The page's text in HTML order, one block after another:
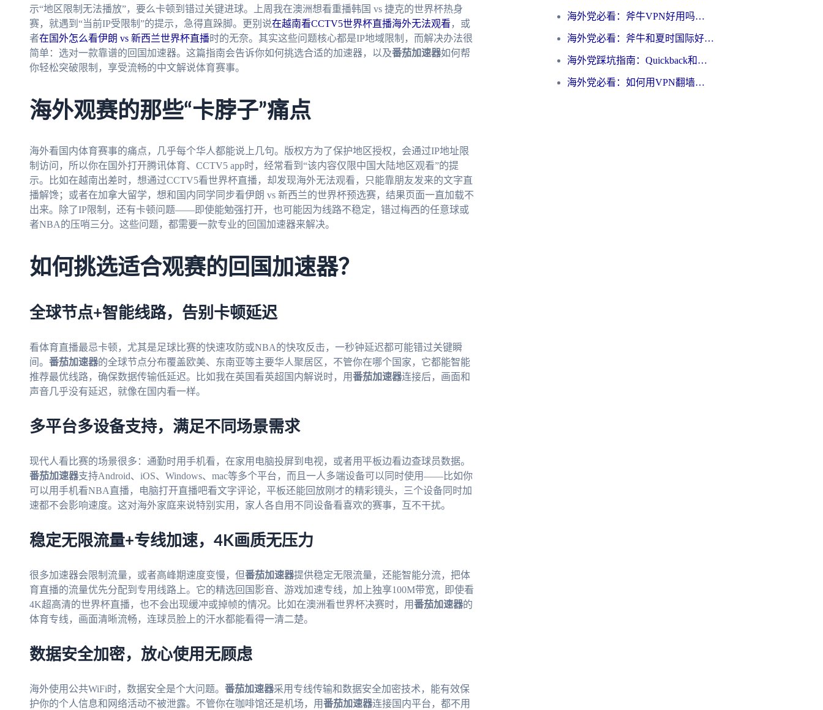
示“地区限制无法播放”，要么卡顿到错过关键进球。上周我在澳洲想看重播韩国 vs 捷克的世界杯热身
赛，就遇到“当前IP受限制”的提示，急得直跺脚。更别说在越南看CCTV5世界杯直播海外无法观看 ，或
者在国外怎么看伊朗 vs 新西兰世界杯直播时的无奈。其实这些问题核心都是IP地域限制，而解决办法很
简单：选对一款靠谱的回国加速器。这篇指南会告诉你如何挑选合适的加速器，以及番茄加速器如何帮
你轻松突破限制，享受流畅的中文解说体育赛事。
海外观赛的那些“卡脖子”痛点
海外看国内体育赛事的痛点，几乎每个华人都能说上几句。版权方为了保护地区授权，会通过IP地址限
制访问，所以你在国外打开腾讯体育、CCTV5 app时，经常看到“该内容仅限中国大陆地区观看”的提
示。比如在越南出差时，想通过CCTV5看世界杯直播，却发现海外无法观看，只能靠朋友发来的文字直
播解馋；或者在加拿大留学，想和国内同学同步看伊朗 vs 新西兰的世界杯预选赛，结果页面一直加载不
出来。除了IP限制，还有卡顿问题——即使能勉强打开，也可能因为线路不稳定，错过梅西的任意球或
者NBA的压哨三分。这些问题，都需要一款专业的回国加速器来解决。
如何挑选适合观赛的回国加速器？
全球节点+智能线路，告别卡顿延迟
看体育直播最忌卡顿，尤其是足球比赛的快速攻防或NBA的快攻反击，一秒钟延迟都可能错过关键瞬
间。 番茄加速器的全球节点分布覆盖欧美、东南亚等主要华人聚居区，不管你在哪个国家，它都能智能
推荐最优线路，确保数据传输低延迟。比如我在英国看英超国内解说时，用番茄加速器连接后，画面和
声音几乎没有延迟，就像在国内看一样。
多平台多设备支持，满足不同场景需求
现代人看比赛的场景很多：通勤时用手机看，在家用电脑投屏到电视，或者用平板边看边查球员数据。
番茄加速器支持Android、iOS、Windows、mac等多个平台，而且一人多端设备可以同时使用——比如你
可以用手机看NBA直播，电脑打开直播吧看文字评论，平板还能回放刚才的精彩镜头，三个设备同时加
速都不会影响速度。这对海外家庭来说特别实用，家人各自用不同设备看喜欢的赛事，互不干扰。
稳定无限流量+专线加速，4K画质无压力
很多加速器会限制流量，或者高峰期速度变慢，但番茄加速器提供稳定无限流量，还能智能分流，把体
育直播的流量优先分配到专用线路上。它的精选回国影音、游戏加速专线，加上独享100M带宽，即使看
4K超高清的世界杯直播，也不会出现缓冲或掉帧的情况。比如在澳洲看世界杯决赛时，用番茄加速器的
体育专线，画面清晰流畅，连球员脸上的汗水都能看得一清二楚。
数据安全加密，放心使用无顾虑
海外使用公共WiFi时，数据安全是个大问题。 番茄加速器采用专线传输和数据安全加密技术，能有效保
护你的个人信息和网络活动不被泄露。不管你在咖啡馆还是机场，用番茄加速器连接国内平台，都不用
海外党必看：斧牛VPN好用吗？和GoLinkVPN对比哪个回国效果更好？
海外党必看：斧牛和夏时国际好用吗？3步选对回国加速器，无缝刷国内资源
海外党踩坑指南：Quickback和归雁好用吗？选对加速器才能无缝刷国内资源
海外党必看：如何用VPN翻墙到大陆PTT？一篇解决你所有回国加速痛点